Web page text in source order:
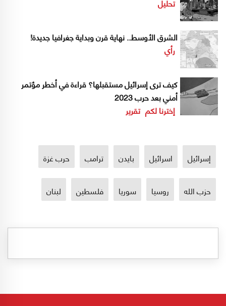
الشرق الأوسط.. نهاية قرن وبداية جغرافيا جديدة!
رأي
كيف ترى إسرائيل مستقبلها؟ قراءة في أخطر مؤتمر
أمني بعد حرب 2023
إخترنا لكم تقرير
إسرائيل اسرائيل بايدن ترامب حرب غزة
حزب الله روسيا سوريا فلسطين لبنان